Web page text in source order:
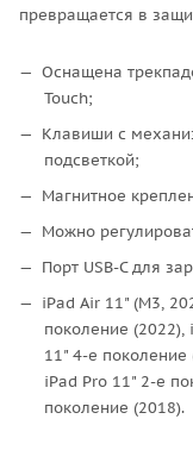
превращается в
Оснащена
Touch;
Клавиши с
подсветкой;
Магнитное
Можно
Порт USB-C для
iPad Air 11" (M3,
поколение (2022),
11" 4-е поколение
iPad Pro 11" 2-е
поколение (2018).